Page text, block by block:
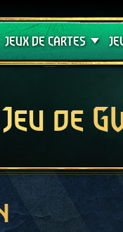
JEUX DE CARTES
Crimson Curse
Jeu de